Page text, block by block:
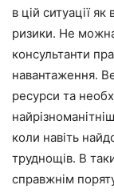
в цій ситуації
ризики. Не
консультанти
навантаження.
ресурси та
коли навіть
труднощів. В
справжнім